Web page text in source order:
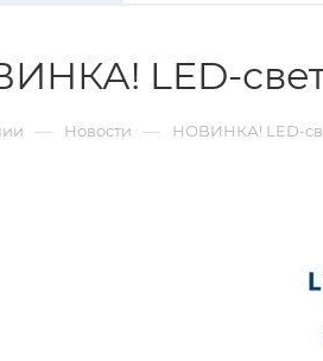
LED-
— Новости — НОВИНКА! LED-